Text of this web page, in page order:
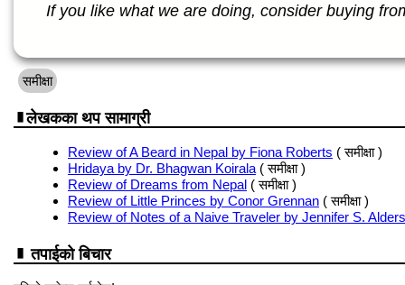
If you like what we are doing, consider buying
समीक्षा
लेखकका थप सामाग्री
Review of A Beard in Nepal by Fiona Roberts ( समीक्षा )
Hridaya by Dr. Bhagwan Koirala ( समीक्षा )
Review of Dreams from Nepal ( समीक्षा )
Review of Little Princes by Conor Grennan ( समीक्षा )
Review of Notes of a Naive Traveler by Jennifer S.
तपाईको बिचार